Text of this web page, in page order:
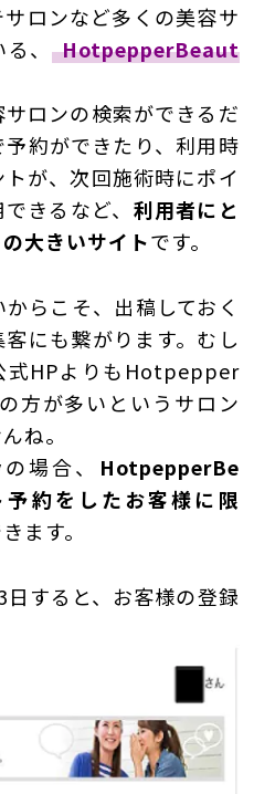
ロンなど多くの美容サ
、
HotpepperBeaut
ロンの検索ができるだ
約ができたり、利用時
が、次回施術時にポイ
きるなど、 利用者にと
大きいサイトです。
らこそ、出稿しておく
にも繋がります。むし
式HPよりもHotpepper
方が多いというサロン
ね。
場合、 HotpepperBe
約をしたお客様に限
ます。
すると、お客様の登録